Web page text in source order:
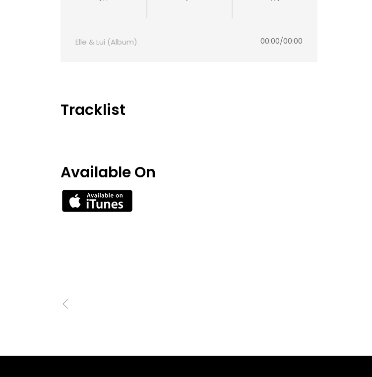
Elle & Lui (Album) 00:00/00:00
Tracklist
Available On